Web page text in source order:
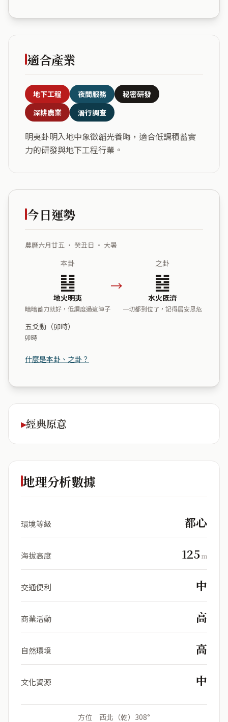
適合產業
地下工程 夜間服務
秘密研發
深耕農業
潛行調查
明夷卦明入地中象徵韜光養晦，適合低調積蓄實
力的研發與地下工程行業。
今日運勢
農曆六月廿五 ・ 癸丑日 ・ 大暑
本卦
䷣
地火明夷
暗暗蓄力就好，低調度過這陣子
→
之卦
䷾
水火既濟
一切都到位了，記得居安思危
五爻動（卯時）
卯時
什麼是本卦、之卦？
經典原意
地理分析數據
環境等級 都心
海拔高度 125 m
交通便利 中
商業活動 高
自然環境 高
文化資源 中
方位 西北（乾）308°